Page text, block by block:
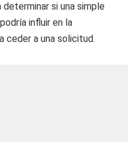
determinar si una simple
influir en la
ceder a una solicitud.